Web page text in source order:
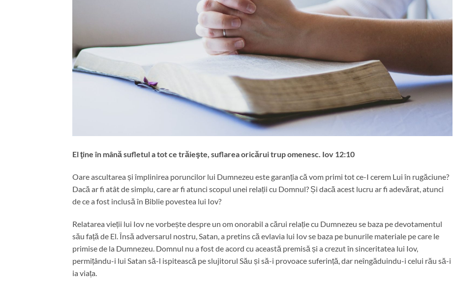
El ţine în mână sufletul a tot ce trăieşte, suflarea oricărui trup omenesc. Iov 12:10
Oare ascultarea și împlinirea poruncilor lui Dumnezeu este garanția că vom primi tot ce-I cerem Lui în rugăciune?
Dacă ar fi atât de simplu, care ar fi atunci scopul unei relații cu Domnul? Și dacă acest lucru ar fi adevărat, atunci
de ce a fost inclusă în Biblie povestea lui Iov?
Relatarea vieții lui Iov ne vorbește despre un om onorabil a cărui relație cu Dumnezeu se baza pe devotamentul
său față de El. Însă adversarul nostru, Satan, a pretins că evlavia lui Iov se baza pe bunurile materiale pe care le
primise de la Dumnezeu. Domnul nu a fost de acord cu această premisă și a crezut în sinceritatea lui Iov,
permițându-i lui Satan să-l ispitească pe slujitorul Său și să-i provoace suferință, dar neîngăduindu-i celui rău să-i
ia viața.